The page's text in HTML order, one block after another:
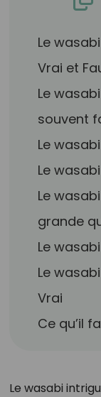
Le
Vrai et
Le
souvent
Le
Le
Le
grande
Le
Le
Vrai
Ce qu’il
Le wasabi